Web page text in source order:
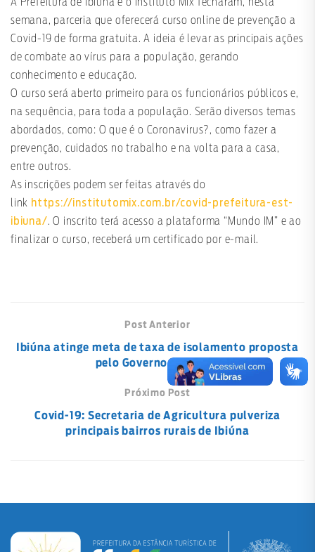
semana, parceria que oferecerá curso online de prevenção a
Covid-19 de forma gratuita. A ideia é levar as principais ações
de combate ao vírus para a população, gerando
conhecimento e educação.
O curso será aberto primeiro para os funcionários públicos e,
na sequência, para toda a população. Serão diversos temas
abordados, como: O que é o Coronavirus?, como fazer a
prevenção, cuidados no trabalho e na volta para a casa,
entre outros.
As inscrições podem ser feitas através do
link https://institutomix.com.br/covid-prefeitura-est-
ibiuna/. O inscrito terá acesso a plataforma “Mundo IM” e ao
finalizar o curso, receberá um certificado por e-mail.
Post Anterior
Ibiúna atinge meta de taxa de isolamento proposta
pelo Governo Estadual
Próximo Post
Covid-19: Secretaria de Agricultura pulveriza
principais bairros rurais de Ibiúna